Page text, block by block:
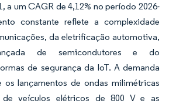
a um CAGR de 4,12% no período 2026-
constante reflete a complexidade
da eletrificação automotiva,
de semicondutores e do
de segurança da IoT. A demanda
os lançamentos de ondas milimétricas
de veículos elétricos de 800 V e as